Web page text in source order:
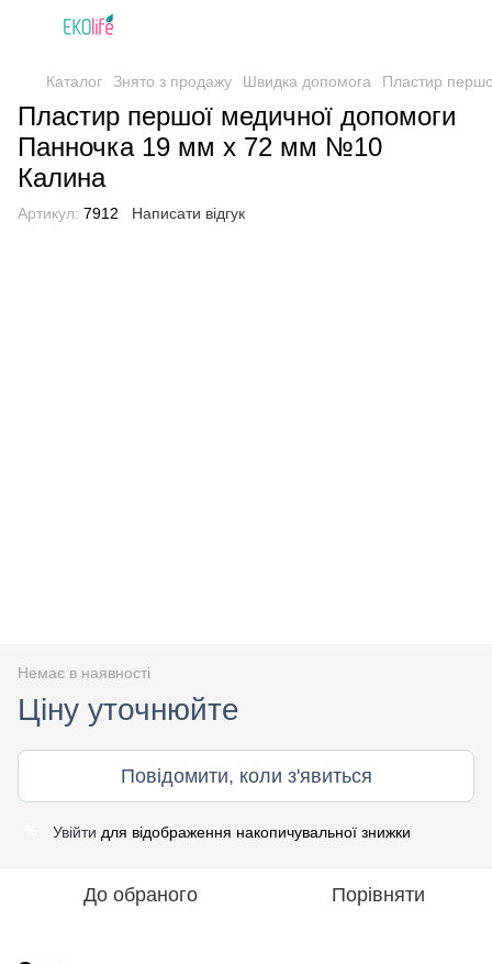
Каталог Знято з продажу Швидка допомога Пластир
Пластир першої медичної допомоги
Панночка 19 мм х 72 мм №10
Калина
Артикул: 7912 Написати відгук
Немає в наявності
Ціну уточнюйте
Повідомити, коли з'явиться
Увійти для відображення накопичувальної знижки
До обраного Порівняти